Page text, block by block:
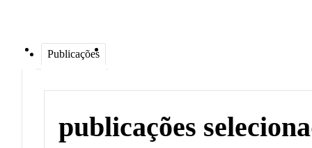
Publicações
publicações